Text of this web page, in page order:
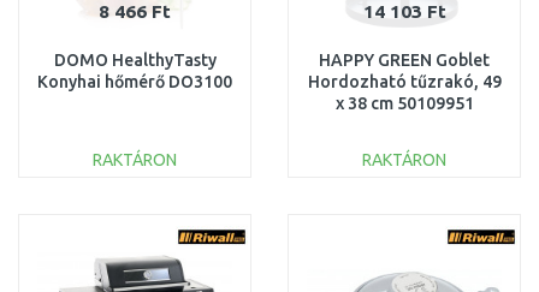
8 466 Ft
DOMO HealthyTasty
Konyhai hőmérő DO3100
RAKTÁRON
Összehasonlítás
14 103 Ft
HAPPY GREEN Goblet
Hordozható tűzrakó, 49
x 38 cm 50109951
RAKTÁRON
Összehasonlítás